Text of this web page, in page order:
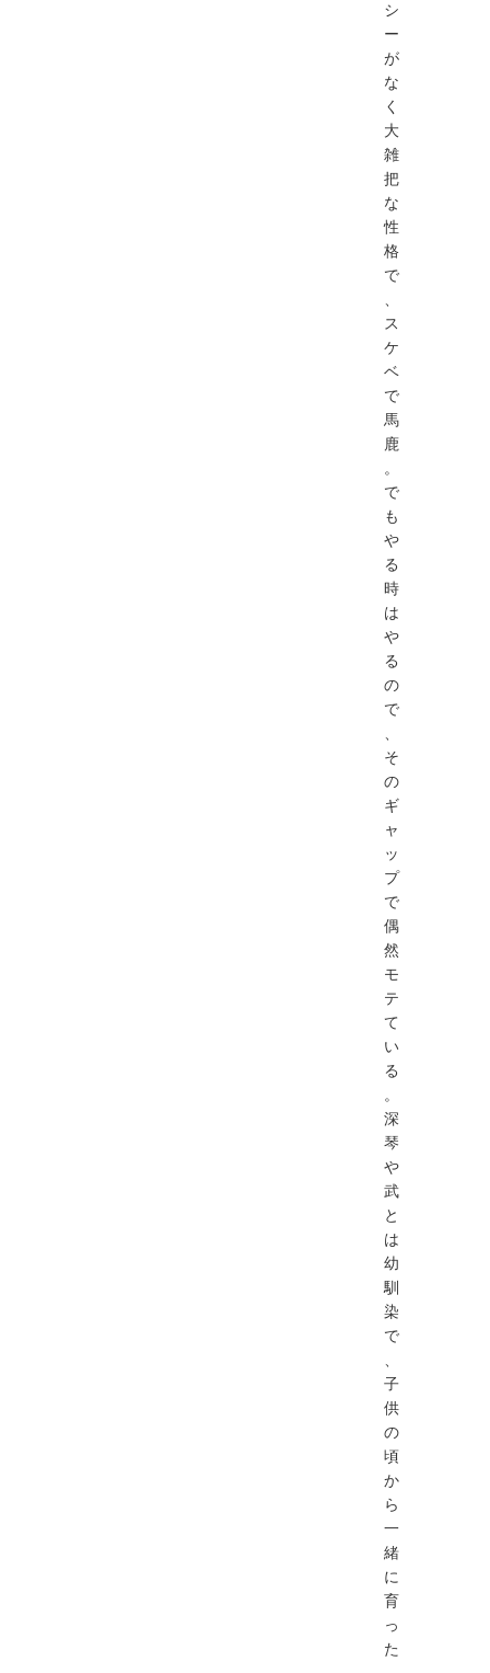
シ
ー
が
な
く
大
雑
把
な
性
格
で
、
ス
ケ
ベ
で
馬
鹿
。
で
も
や
る
時
は
や
る
の
で
、
そ
の
ギ
ャ
ッ
プ
で
偶
然
モ
テ
て
い
る
。
深
琴
や
武
と
は
幼
馴
染
で
、
子
供
の
頃
か
ら
一
緒
に
育
っ
た